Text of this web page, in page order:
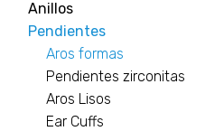
Anillos
Pendientes
Aros formas
Pendientes zirconitas
Aros Lisos
Ear Cuffs